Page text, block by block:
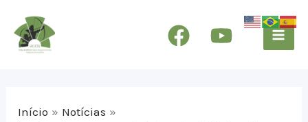
para
Main
Início
Notícias